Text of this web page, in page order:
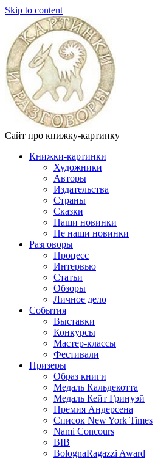
Skip to content
Сайт про книжку-картинку
Книжки-картинки
Художники
Авторы
Издательства
Страны
Сказки
Наши новинки
Не наши новинки
Разговоры
Процесс
Интервью
Статьи
Обзоры
Личное дело
События
Выставки
Конкурсы
Мастер-классы
Фестивали
Призеры
Образ книги
Медаль Кальдекотта
Медаль Кейт Гринуэй
Премия Андерсена
Список New York Times
Nami Concours
BIB
BolognaRagazzi Award